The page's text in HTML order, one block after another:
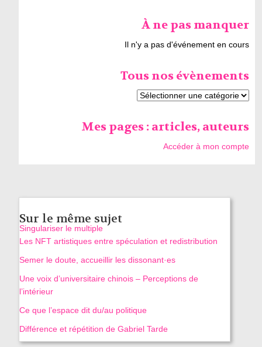
À ne pas manquer
Il n'y a pas d'événement en cours
Tous nos évènements
Mes pages : articles, auteurs
Accéder à mon compte
Sur le même sujet
Singulariser le multiple
Les NFT artistiques entre spéculation et redistribution
Semer le doute, accueillir les dissonant·es
Une voix d’universitaire chinois – Perceptions de
l’intérieur
Ce que l’espace dit du/au politique
Différence et répétition de Gabriel Tarde